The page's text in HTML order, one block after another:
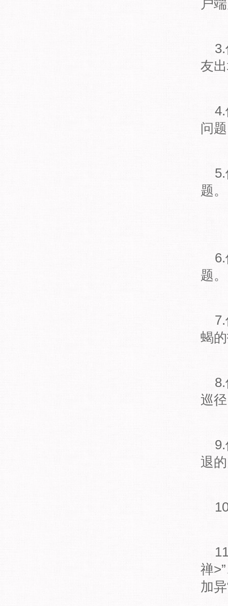
户
3.
友
4.
问
5.
题。
6.
题。
7.
蝎
8.
巡
9.
退
禅
加